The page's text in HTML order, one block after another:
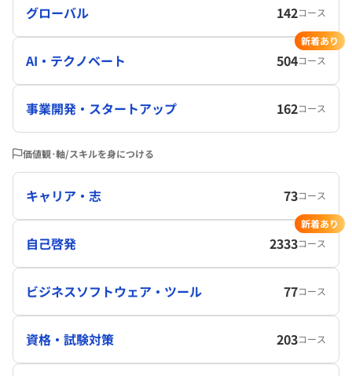
グローバル 142コース
AI・テクノベート 504コース
新着あり
事業開発・スタートアップ 162コース
価値観･軸/スキルを身につける
キャリア・志 73コース
自己啓発 2333コース
新着あり
ビジネスソフトウェア・ツール 77コース
資格・試験対策 203コース